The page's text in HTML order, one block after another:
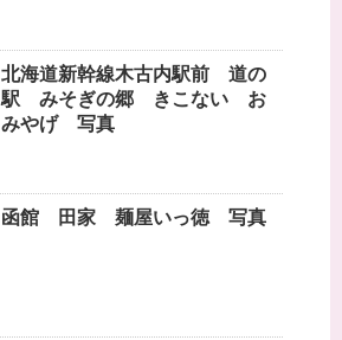
北海道新幹線木古内駅前 道の
駅 みそぎの郷 きこない お
みやげ 写真
函館 田家 麺屋いっ徳 写真